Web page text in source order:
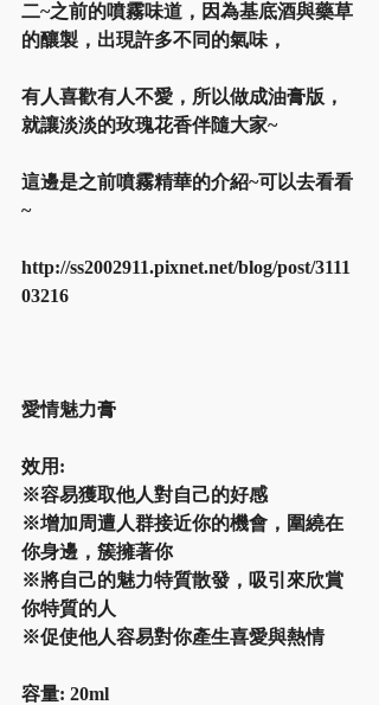
二~之前的噴霧味道，因為基底酒與藥草
的釀製，出現許多不同的氣味，
有人喜歡有人不愛，所以做成油膏版，
就讓淡淡的玫瑰花香伴隨大家~
這邊是之前噴霧精華的介紹~可以去看看
~
http://ss2002911.pixnet.net/blog/post/3111
03216
愛情魅力膏
效用:
※容易獲取他人對自己的好感
※增加周遭人群接近你的機會，圍繞在
你身邊，簇擁著你
※將自己的魅力特質散發，吸引來欣賞
你特質的人
※促使他人容易對你產生喜愛與熱情
容量: 20ml